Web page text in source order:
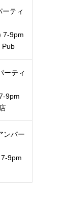
ティ
7-9pm
Pub
ーティ
9pm
ンパー
9pm